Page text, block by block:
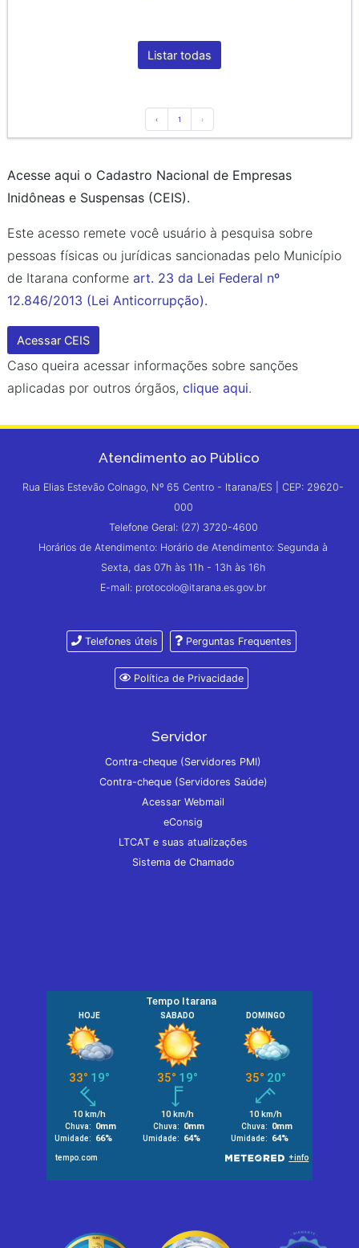
Listar todas
‹ 1 ›
Acesse aqui o Cadastro Nacional de Empresas
Inidôneas e Suspensas (CEIS).
Este acesso remete você usuário à pesquisa sobre
pessoas físicas ou jurídicas sancionadas pelo Município
de Itarana conforme art. 23 da Lei Federal nº
12.846/2013 (Lei Anticorrupção).
Acessar CEIS
Caso queira acessar informações sobre sanções
aplicadas por outros órgãos, clique aqui.
Atendimento ao Público
Rua Elias Estevão Colnago, Nº 65 Centro - Itarana/ES | CEP: 29620-
000
Telefone Geral: (27) 3720-4600
Horários de Atendimento: Horário de Atendimento: Segunda à
Sexta, das 07h às 11h - 13h às 16h
E-mail: protocolo@itarana.es.gov.br
Telefones úteis Perguntas Frequentes
Política de Privacidade
Servidor
Contra-cheque (Servidores PMI)
Contra-cheque (Servidores Saúde)
Acessar Webmail
eConsig
LTCAT e suas atualizações
Sistema de Chamado